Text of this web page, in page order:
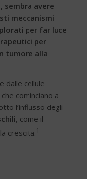
sembra avere
meccanismi
per far luce
per
tumore alla
dalle cellule
che cominciano a
l’influsso degli
, come il
crescita.1